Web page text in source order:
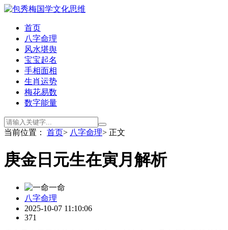
首页
八字命理
风水堪舆
宝宝起名
手相面相
生肖运势
梅花易数
数字能量
当前位置： 首页> 八字命理> 正文
庚金日元生在寅月解析
一命
八字命理
2025-10-07 11:10:06
371